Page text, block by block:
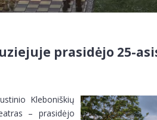
prasidėjo 25-
Kleboniškių
– prasidėjo